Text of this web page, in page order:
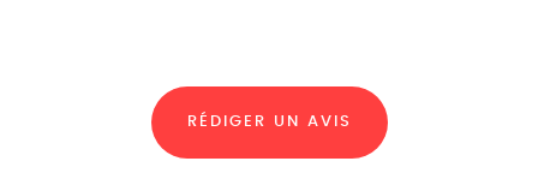
RÉDIGER UN AVIS